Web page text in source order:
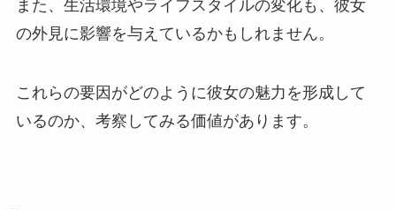
また、生活環境やライフスタイルの変化も、彼女
の外見に影響を与えているかもしれません。
これらの要因がどのように彼女の魅力を形成して
いるのか、考察してみる価値があります。